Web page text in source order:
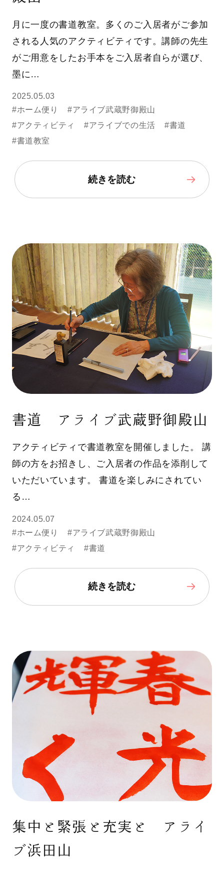
月に一度の書道教室。多くのご入居者がご参加
される人気のアクティビティです。講師の先生
がご用意をしたお手本をご入居者自らが選び、
墨に…
2025.05.03
#ホーム便り
#アライブ武蔵野御殿山
#アクティビティ
#アライブでの生活
#書道
#書道教室
続きを読む
書道 アライブ武蔵野御殿山
アクティビティで書道教室を開催しました。 講
師の方をお招きし、ご入居者の作品を添削して
いただいています。 書道を楽しみにされてい
る…
2024.05.07
#ホーム便り
#アライブ武蔵野御殿山
#アクティビティ
#書道
続きを読む
集中と緊張と充実と アライ
ブ浜田山